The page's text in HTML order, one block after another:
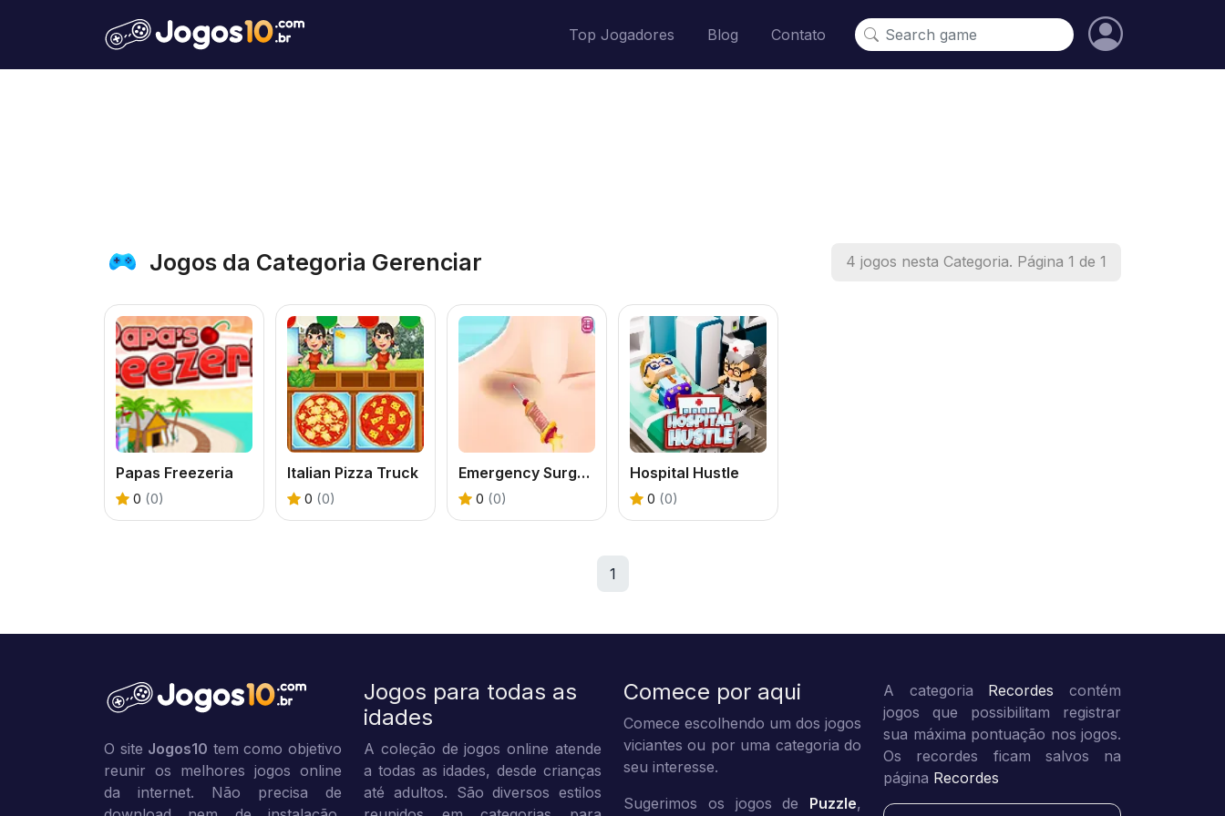
Top Jogadores Blog Contato
Jogos da Categoria Gerenciar 4 jogos nesta Categoria. Página 1 de 1
Papas Freezeria
0 (0)
Italian Pizza Truck
0 (0)
Emergency Surgery
0 (0)
Hospital Hustle
0 (0)
1
O site Jogos10 tem como objetivo
reunir os melhores jogos online
da internet. Não precisa de
Jogos para todas as
idades
A coleção de jogos online atende
a todas as idades, desde crianças
até adultos. São diversos estilos
Comece por aqui
Comece escolhendo um dos jogos
viciantes ou por uma categoria do
seu interesse.
Sugerimos os jogos de Puzzle,
A categoria Recordes contém
jogos que possibilitam registrar
sua máxima pontuação nos jogos.
Os recordes ficam salvos na
página Recordes